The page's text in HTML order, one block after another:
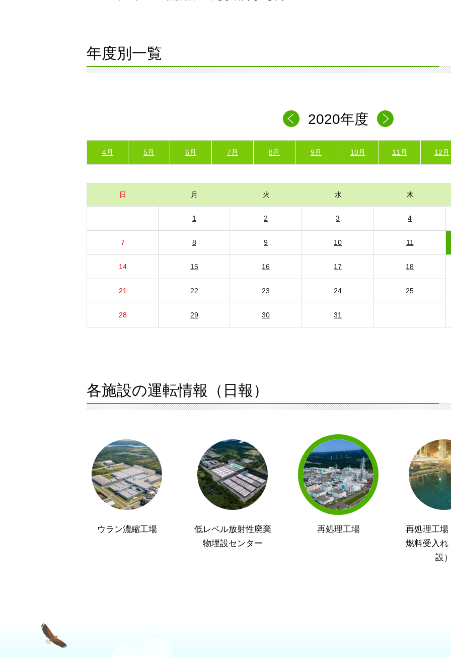
年度別一覧
2020年度
4月 5月 6月 7月 8月 9月 10月 11月 12月
日 月 火 水 木
1 2 3 4
7 8 9 10 11
14 15 16 17 18
21 22 23 24 25
28 29 30 31
各施設の運転情報（日報）
ウラン濃縮工場
低レベル放射性廃棄
物埋設センター
再処理工場
再処理工場
燃料受入れ
設